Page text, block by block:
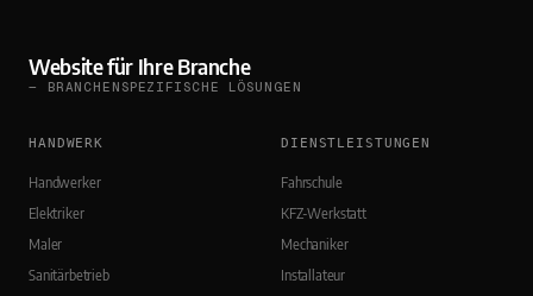
Website für Ihre Branche
— BRANCHENSPEZIFISCHE LÖSUNGEN
HANDWERK
Handwerker
Elektriker
Maler
Sanitärbetrieb
DIENSTLEISTUNGEN
Fahrschule
KFZ-Werkstatt
Mechaniker
Installateur